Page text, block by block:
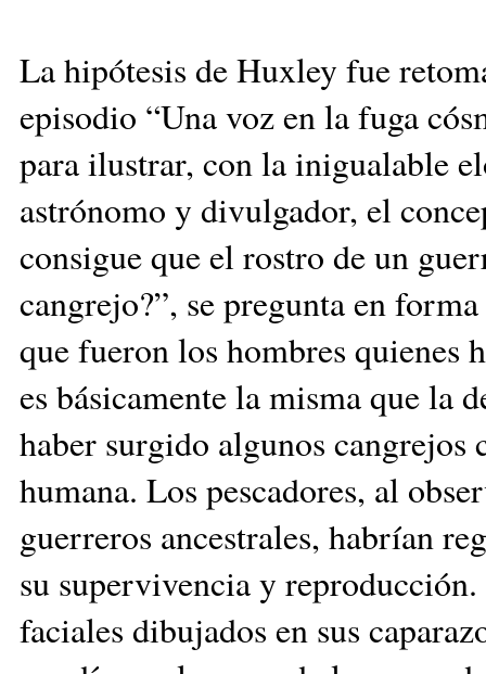
La hipótesis de Huxley fue
episodio “Una voz en la fuga
para ilustrar, con la inigualable
astrónomo y divulgador, el
consigue que el rostro de un
cangrejo?”, se pregunta en
que fueron los hombres quienes
es básicamente la misma que la
haber surgido algunos cangrejos
humana. Los pescadores, al
guerreros ancestrales, habrían
su supervivencia y
faciales dibujados en sus